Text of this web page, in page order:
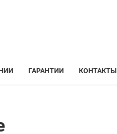
ГАРАНТИИ КОНТАКТЫ